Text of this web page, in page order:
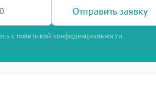
Отправить заявку
с политикой конфиденциальности